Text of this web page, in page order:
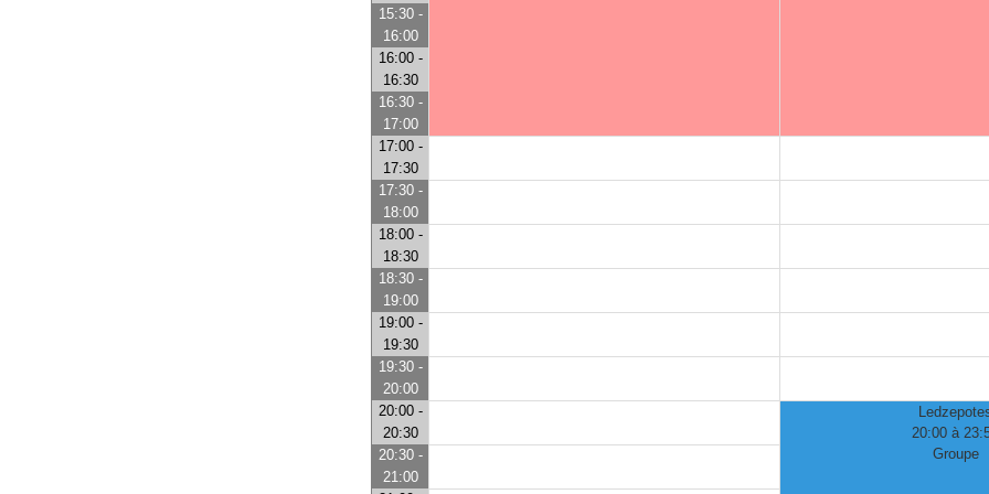
15:30 -
16:00
16:00 -
16:30
16:30 -
17:00
17:00 -
17:30
17:30 -
18:00
18:00 -
18:30
18:30 -
19:00
19:00 -
19:30
19:30 -
20:00
20:00 -
20:30
20:00 à
Groupe
20:30 -
21:00